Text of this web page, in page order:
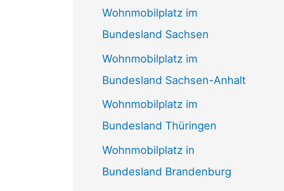
Wohnmobilplatz im
Bundesland Sachsen
Wohnmobilplatz im
Bundesland Sachsen-Anhalt
Wohnmobilplatz im
Bundesland Thüringen
Wohnmobilplatz in
Bundesland Brandenburg